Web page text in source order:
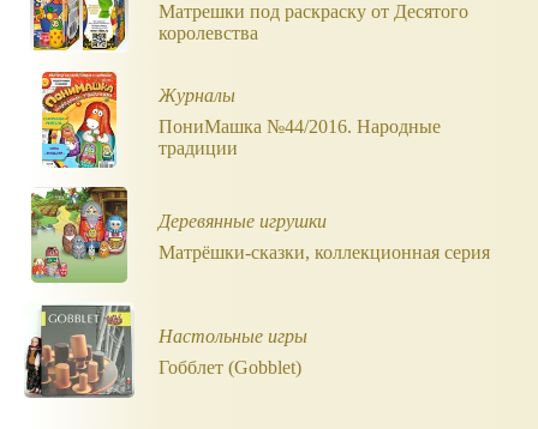
Матрешки под раскраску от Десятого
королевства
Журналы
ПониМашка №44/2016. Народные
традиции
Деревянные игрушки
Матрёшки-сказки, коллекционная серия
Настольные игры
Гобблет (Gobblet)